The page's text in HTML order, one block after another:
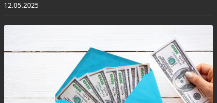
12.05.2025